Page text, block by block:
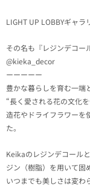
LIGHT UP LOBBYギャラ
その名も『レジンデコー
@kieka_decor
ーーーーー
豊かな暮らしを育む一端
“長く愛される花の文化
造花やドライフラワーを
た。
Keikaのレジンデコール
ジン（樹脂）を用いて固
いつまでも美しさは変わ